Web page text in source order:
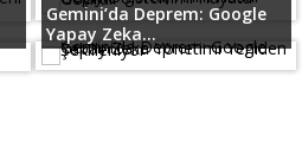
Gemini’da Deprem: Google
Yapay Zeka...